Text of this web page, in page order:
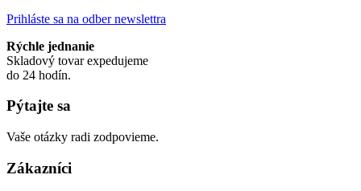
Prihláste sa na odber newslettra
Rýchle jednanie
Skladový tovar expedujeme
do 24 hodín.
Pýtajte sa
Vaše otázky radi zodpovieme.
Zákazníci